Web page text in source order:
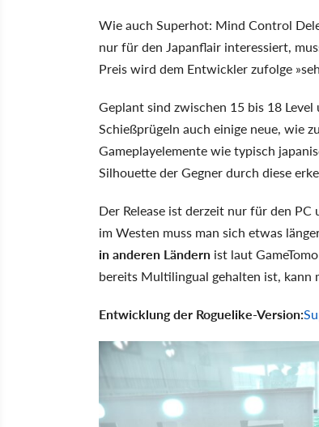
Wie auch Superhot: Mind Control
nur für den Japanflair interessiert,
Preis wird dem Entwickler zufolge
Geplant sind zwischen 15 bis 18
Schießprügeln auch einige neue, wie
Gameplayelemente wie typisch
Silhouette der Gegner durch diese
Der Release ist derzeit nur für den
im Westen muss man sich etwas
in anderen Ländern ist laut
bereits Multilingual gehalten ist, kann
Entwicklung der Roguelike-Version: